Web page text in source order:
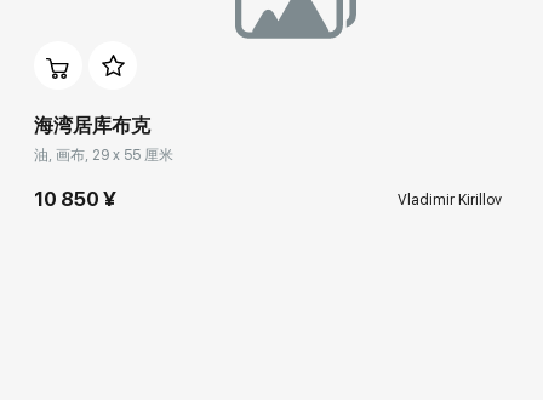
海湾居库布克
油, 画布, 29 x 55 厘米
10 850 ¥ Vladimir Kirillov